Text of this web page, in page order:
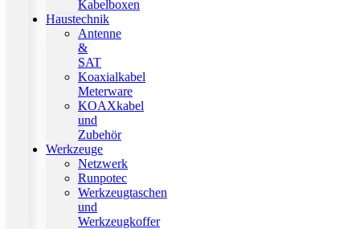
Kabelboxen
Haustechnik
Antenne
&
SAT
Koaxialkabel
Meterware
KOAXkabel
und
Zubehör
Werkzeuge
Netzwerk
Runpotec
Werkzeugtaschen
und
Werkzeugkoffer